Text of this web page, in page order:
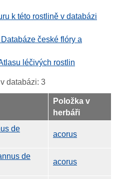
k této rostlině v databázi
české flóry a
léčivých rostlin
databázi: 3
Položka v
herbáři
de
acorus
de
acorus